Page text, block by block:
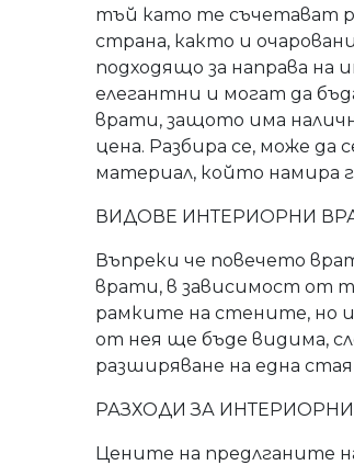
тъй като те съчетават
страна, както и
подходящо за направа
елегантни и могат да
врати, защото има
цена. Разбира се, може
материал, който намира
ВИДОВЕ ИНТЕРИОРНИ
Въпреки че повечето
врати, в зависимост от
рамките на стените, но
от нея ще бъде видима,
разширяване на една
РАЗХОДИ ЗА ИНТЕРИОРНИ
Цените на предлганите